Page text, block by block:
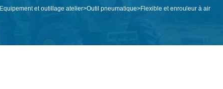
Equipement et outillage atelier>Outil pneumatique>Flexible et enrouleur à air